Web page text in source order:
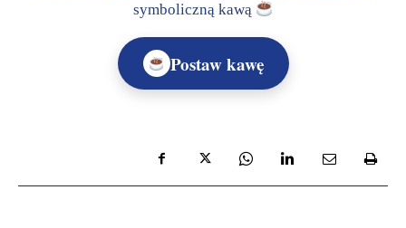
symboliczną kawą
Postaw kawę